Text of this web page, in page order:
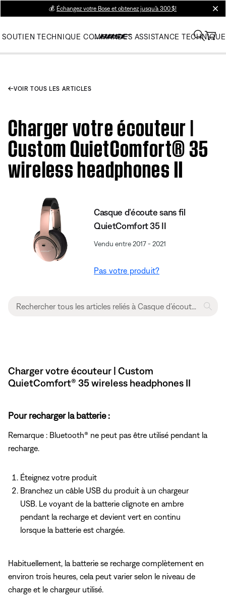
💰 Échangez votre Bose et obtenez jusqu’à 300 $!
SOUTIEN TECHNIQUE COMMANDES ASSISTANCE TECHNIQUE
VOIR TOUS LES ARTICLES
Charger votre écouteur |
Custom QuietComfort® 35
wireless headphones II
Casque d’écoute sans fil
QuietComfort 35 II
Vendu entre 2017 - 2021
Pas votre produit?
Charger votre écouteur | Custom
QuietComfort® 35 wireless headphones II
Pour recharger la batterie :
Remarque : Bluetooth® ne peut pas être utilisé pendant la
recharge.
Éteignez votre produit
Branchez un câble USB du produit à un chargeur
USB. Le voyant de la batterie clignote en ambre
pendant la recharge et devient vert en continu
lorsque la batterie est chargée.
Habituellement, la batterie se recharge complètement en
environ trois heures, cela peut varier selon le niveau de
charge et le chargeur utilisé.